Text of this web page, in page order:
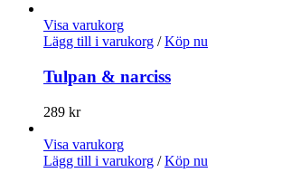
Visa varukorg
Lägg till i varukorg / Köp nu
Tulpan & narciss
289 kr
Visa varukorg
Lägg till i varukorg / Köp nu